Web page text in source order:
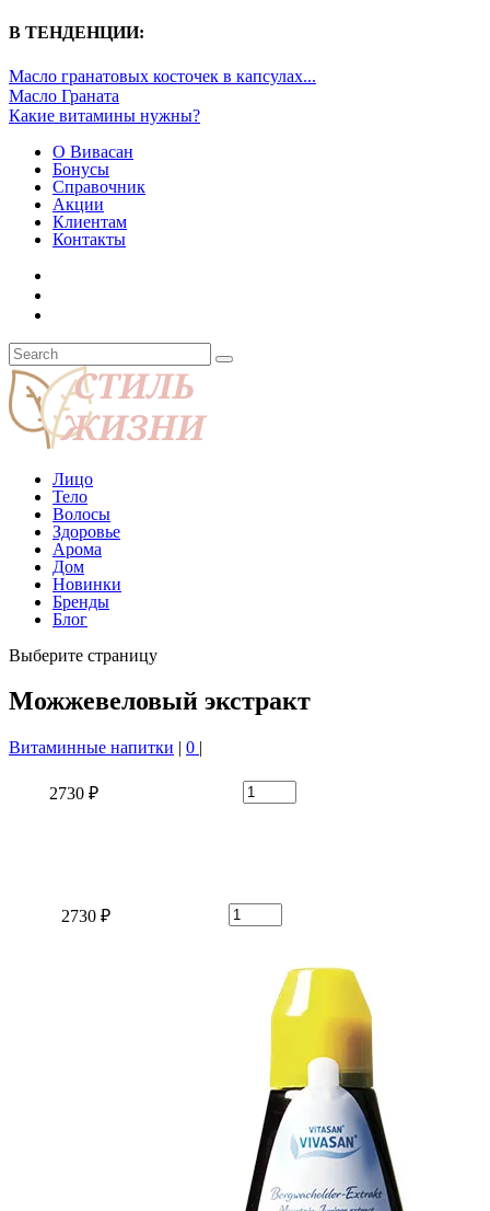
В ТЕНДЕНЦИИ:
Масло гранатовых косточек в капсулах...
Масло Граната
Какие витамины нужны?
О Вивасан
Бонусы
Справочник
Акции
Клиентам
Контакты
Лицо
Тело
Волосы
Здоровье
Арома
Дом
Новинки
Бренды
Блог
Выберите страницу
Можжевеловый экстракт
Витаминные напитки | 0 |
2730 ₽
2730 ₽